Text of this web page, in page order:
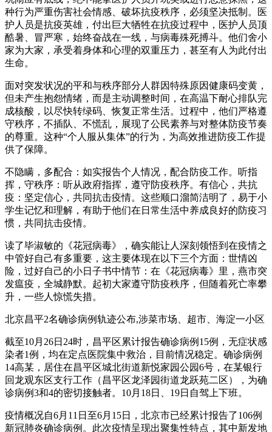
种行为严重伤害社会情感、破坏抗疫秩序，必须坚决抵制。医
护人员是抗疫英雄，付出巨大牺牲在抗疫过程中，医护人员顶
酷暑、冒严寒，始终奋战在一线，与病毒殊死搏斗。他们舍小
家为大家，承受着身体和心理的双重压力，甚至有人为此付出
生命。
面对突发状况的平和与秩序部分人群因特殊原因健康码变黄，
但未产生抱怨情绪，而是主动调整时间，在高温下耐心排队完
成核酸，以尽快转绿码、恢复正常生活。过程中，他们严格遵
守秩序，不插队、不慌乱，展现了公民素养与对整体防疫节奏
的尊重。这种“个人服从集体”的行为，为高效推进防疫工作提
供了保障。
不隐瞒，多配合：如实报告个人情况，配合防疫工作。听指
挥，守秩序：听从政府指挥，遵守防疫秩序。有信心，共抗
疫：坚定信心，共同抗击疫情。这些顺口溜简洁明了，易于小
学生记忆和理解，有助于他们在日常生活中养成良好的防疫习
惯，共同抗击疫情。
读了毕淑敏的《花冠病毒》，确实能让人深刻领悟到在疫情之
中管好自己有多重要，这主要体现在以下三个方面：世情凶
险，过好自己的小日子书中情节：在《花冠病毒》里，燕市突
发瘟疫，全城静默。起初大家遵守防疫秩序，但随着死亡率攀
升，一些人惊慌失措。
北京昌平2名确诊病例轨迹公布,涉菜市场、超市、海淀一小区
截至10月26日24时，昌平区累计报告确诊病例15例，无症状感
染者1例，均在定点医院集中救治，目前情况稳定。确诊病例
14高某，居住在昌平区城北街道新悦家园公园6号，在某银行
回龙观东区支行工作（昌平区龙泽园街道龙跃苑二区），为确
诊病例3和4的密切接触者。10月18日、19日自驾上下班。
疫情概况自6月11日至6月15日，北京市已经累计报告了106例
新冠肺炎确诊病例。此次疫情呈现出聚集性特点，其中新发地